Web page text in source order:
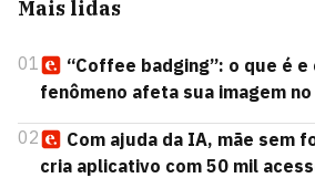
Mais lidas
01
“Coffee badging”: o que é e
fenômeno afeta sua imagem
02
Com ajuda da IA, mãe sem
cria aplicativo com 50 mil